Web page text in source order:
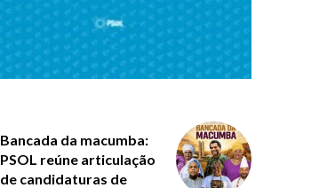
Bancada da macumba:
PSOL reúne articulação
de candidaturas de